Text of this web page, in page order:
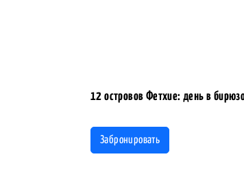
12 островов Фетхие: день в
Забронировать